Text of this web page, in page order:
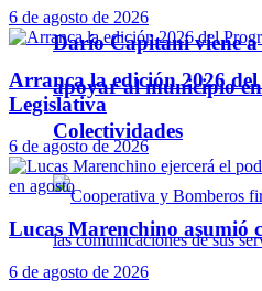
Darío Capitani viene
apoyar al municipio
Colectividades
6 de agosto de 2026
Arranca la edición 2026
Legislativa
6 de agosto de 2026
Lucas Marenchino asumió
6 de agosto de 2026